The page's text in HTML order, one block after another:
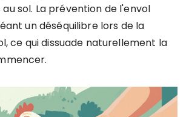
sol. La prévention de l'envol
un déséquilibre lors de la
ce qui dissuade naturellement la